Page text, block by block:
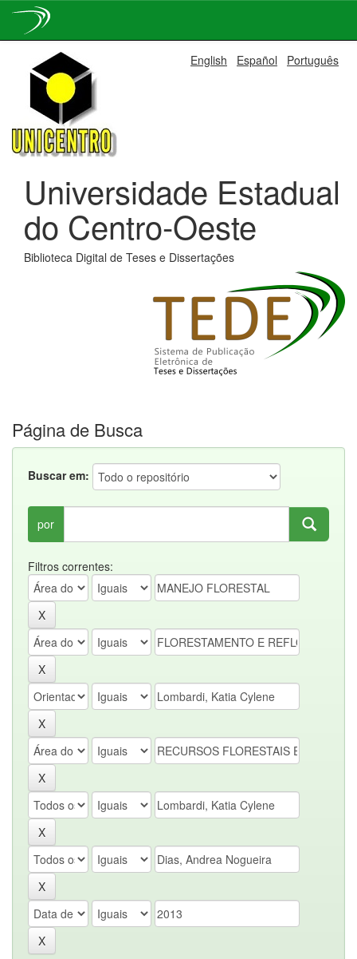
navigation
English Español Português
Universidade Estadual
do Centro-Oeste
Biblioteca Digital de Teses e Dissertações
Página de Busca
Buscar em:
por
Filtros correntes: